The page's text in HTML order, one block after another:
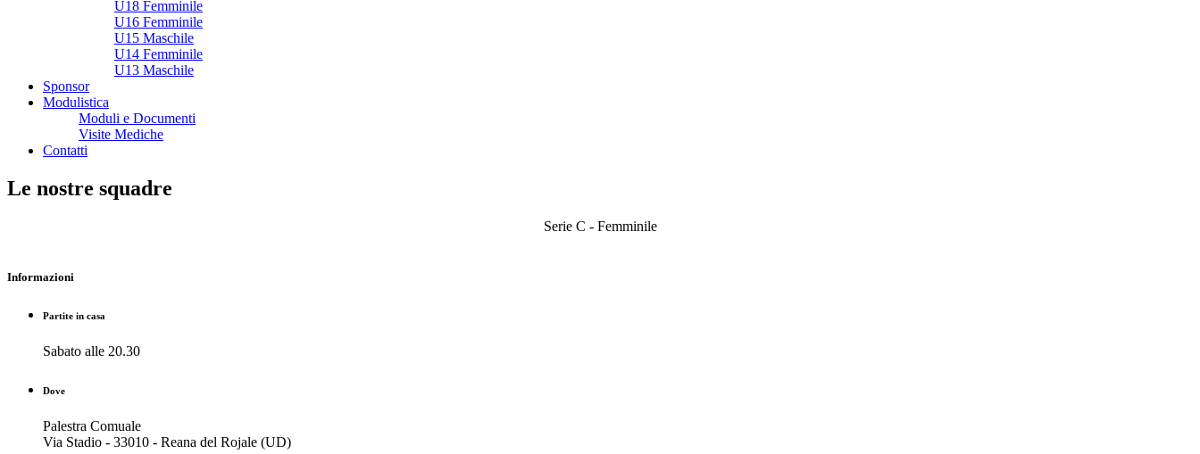
U18 Femminile
U16 Femminile
U15 Maschile
U14 Femminile
U13 Maschile
Sponsor
Modulistica
Moduli e Documenti
Visite Mediche
Contatti
Le nostre squadre
Serie C - Femminile
Informazioni
Partite in casa
Sabato alle 20.30
Dove
Palestra Comuale
Via Stadio - 33010 - Reana del Rojale (UD)